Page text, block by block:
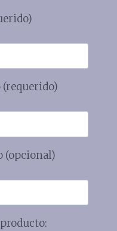
(requerido)
(opcional)